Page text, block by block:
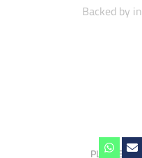
Backed by
PLEASE